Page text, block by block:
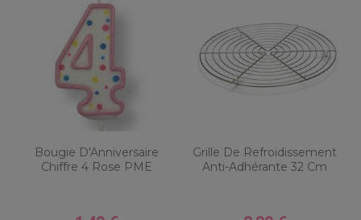
Bougie D'Anniversaire
Chiffre 4 Rose PME
Grille De Refroidissement
Anti-Adhérante 32 Cm